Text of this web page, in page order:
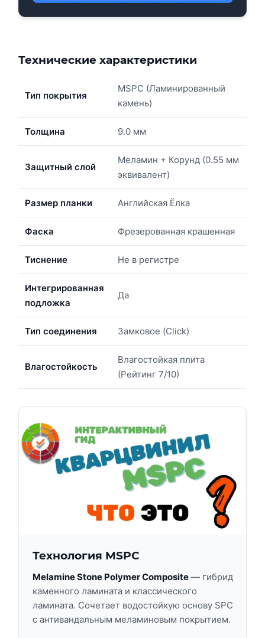
Технические характеристики
Тип покрытия
MSPC (Ламинированный
камень)
Толщина 9.0 мм
Защитный слой
Меламин + Корунд (0.55 мм
эквивалент)
Размер планки Английская Ёлка
Фаска Фрезерованная крашенная
Тиснение Не в регистре
Интегрированная
подложка
Да
Тип соединения Замковое (Click)
Влагостойкость
Влагостойкая плита
(Рейтинг 7/10)
Технология MSPC
Melamine Stone Polymer Composite— гибрид
каменного ламината и классического
ламината. Сочетает водостойкую основу SPC
с антивандальным меламиновым покрытием.